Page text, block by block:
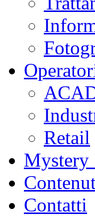
Retail
Mystery
Contatti